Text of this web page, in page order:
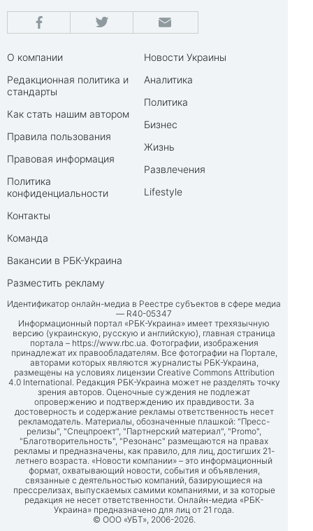
О компании
Редакционная политика и
стандарты
Как стать нашим автором
Правила пользования
Правовая информация
Политика
конфиденциальности
Контакты
Команда
Вакансии в РБК-Украина
Разместить рекламу
Новости Украины
Аналитика
Политика
Бизнес
Жизнь
Развлечения
Lifestyle
Идентификатор онлайн-медиа в Реестре субъектов в сфере медиа
— R40-05347
Информационный портал «РБК-Украина» имеет трехязычную
версию (украинскую, русскую и английскую), главная страница
портала – https://www.rbc.ua. Фотографии, изображения
принадлежат их правообладателям. Все фотографии на Портале,
авторами которых являются журналисты РБК-Украина,
размещены на условиях лицензии Creative Commons Attribution
4.0 International. Редакция РБК-Украина может не разделять точку
зрения авторов. Оценочные суждения не подлежат
опровержению и подтверждению их правдивости. За
достоверность и содержание рекламы ответственность несет
рекламодатель. Материалы, обозначенные плашкой: "Пресс-
релизы", "Спецпроект", "Партнерский материал", "Promo",
"Благотворительность", "Резонанс" размещаются на правах
рекламы и предназначены, как правило, для лиц, достигших 21-
летнего возраста. «Новости компании» – это информационный
формат, охватывающий новости, события и объявления,
связанные с деятельностью компаний, базирующиеся на
прессрелизах, выпускаемых самими компаниями, и за которые
редакция не несет ответственности. Онлайн-медиа «РБК-
Украина» предназначено для лиц от 21 года.
© ООО «УБТ», 2006-2026.